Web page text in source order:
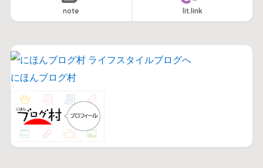
note lit.link
にほんブログ村